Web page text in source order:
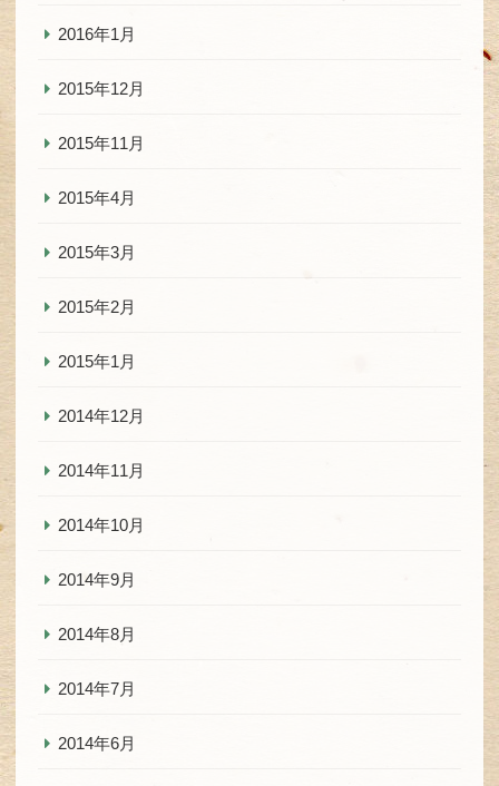
2016年1月
2015年12月
2015年11月
2015年4月
2015年3月
2015年2月
2015年1月
2014年12月
2014年11月
2014年10月
2014年9月
2014年8月
2014年7月
2014年6月